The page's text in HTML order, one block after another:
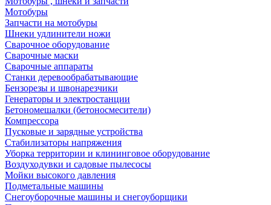
Мотобуры
Запчасти на мотобуры
Шнеки удлинители ножи
Сварочное оборудование
Сварочные маски
Сварочные аппараты
Станки деревообрабатывающие
Бензорезы и швонарезчики
Генераторы и электростанции
Бетономешалки (бетоносмесители)
Компрессора
Пусковые и зарядные устройства
Стабилизаторы напряжения
Уборка территории и клининговое оборудование
Воздуходувки и садовые пылесосы
Мойки высокого давления
Подметальные машины
Снегоуборочные машины и снегоуборщики